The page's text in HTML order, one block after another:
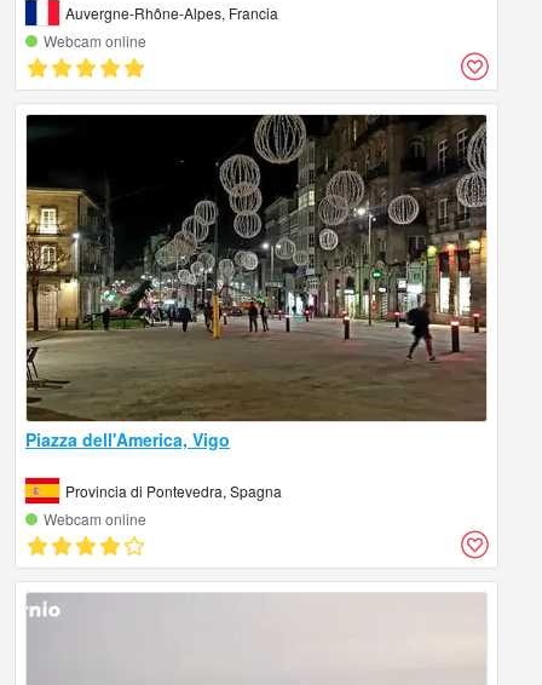
Auvergne-Rhône-Alpes, Francia
Webcam online
Piazza dell'America, Vigo
Provincia di Pontevedra, Spagna
Webcam online